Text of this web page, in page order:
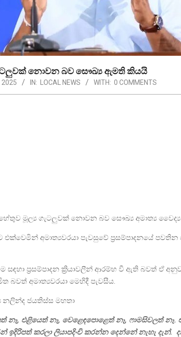
නොවන බව සෞඛ්‍ය ඇමති කියයි
2025 IN: LOCAL NEWS WITH: 0 COMMENTS
මූල්‍ය ගැටලුවක් නොවන බව සෞඛ්‍ය අමාත්‍ය
එක්වෙමින් අමාත්‍යවරයා පැවසුවේ ප්‍රසම්පාදනයේ
ප්‍රසම්පාදන ක්‍රියාවලීන් ආරම්භ වී ඇති බවත් ඒ
බවත් අමාත්‍යවරයා මෙහිදී පැවසීය.
නලින්ද ජයතිස්ස මහතා
නෑ, එළියෙත් නෑ, වෙළෙඳපොළෙත් නෑ, ෆාමසිවලත්
ඉදිරිපත් කරලා ලියාපදිංචි කරන්න දෙන්නේ නැහැ